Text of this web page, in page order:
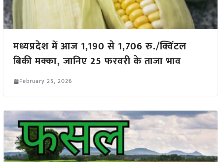
मध्यप्रदेश में आज 1,190 से 1,706 रु./क्विंटल
बिकी मक्का, जानिए 25 फरवरी के ताजा भाव
February 25, 2026